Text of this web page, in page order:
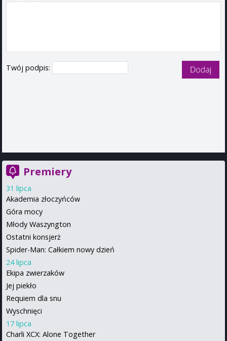
Twój podpis:
Premiery
31 lipca
Akademia złoczyńców
Góra mocy
Młody Waszyngton
Ostatni konsjerż
Spider-Man: Całkiem nowy dzień
24 lipca
Ekipa zwierzaków
Jej piekło
Requiem dla snu
Wyschnięci
17 lipca
Charli XCX: Alone Together